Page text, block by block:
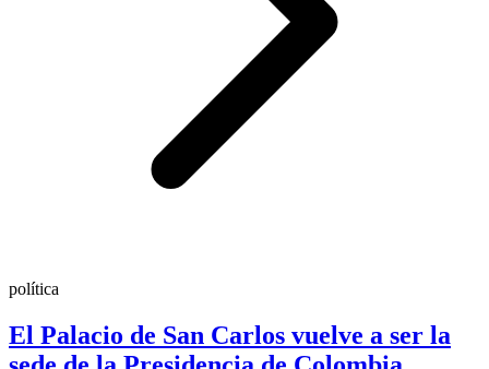
política
El Palacio de San Carlos vuelve a ser la